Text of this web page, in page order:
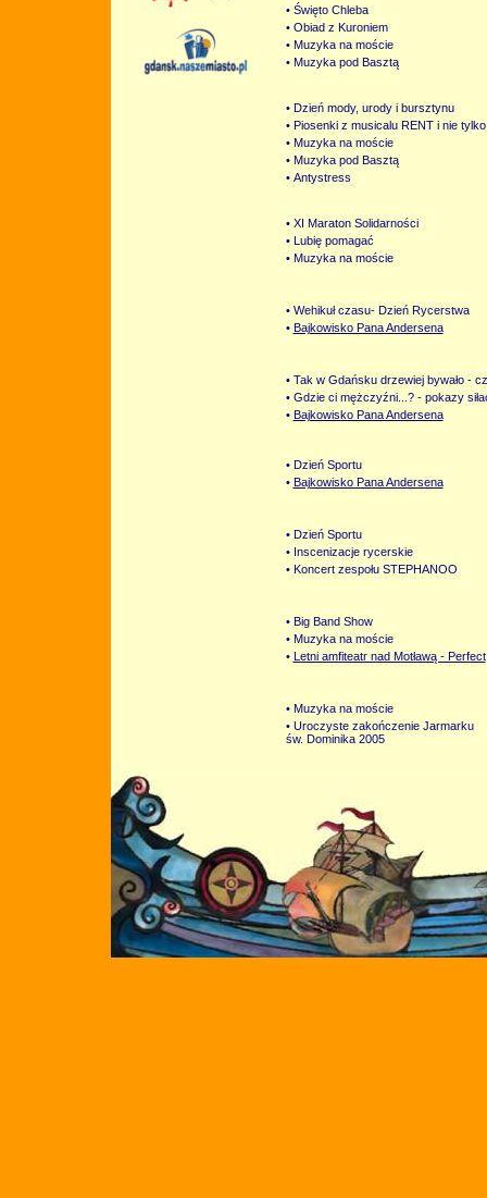
• Święto Chleba
• Obiad z Kuroniem
• Muzyka na moście
• Muzyka pod Basztą
• Dzień mody, urody i bursztynu
• Piosenki z musicalu RENT i nie tylko
• Muzyka na moście
• Muzyka pod Basztą
• Antystress
• XI Maraton Solidarności
• Lubię pomagać
• Muzyka na moście
• Wehikuł czasu- Dzień Rycerstwa
• Bajkowisko Pana Andersena
• Tak w Gdańsku drzewiej bywało -
• Gdzie ci mężczyźni...? - pokazy
• Bajkowisko Pana Andersena
• Dzień Sportu
• Bajkowisko Pana Andersena
• Dzień Sportu
• Inscenizacje rycerskie
• Koncert zespołu STEPHANOO
• Big Band Show
• Muzyka na moście
• Letni amfiteatr nad Motławą - Perfect
• Muzyka na moście
• Uroczyste zakończenie Jarmarku
św. Dominika 2005